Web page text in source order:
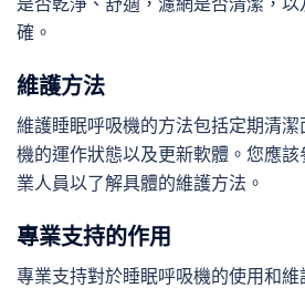
確。
維護方法
維護睡眠呼吸機的方法包括定期清
機的運作狀態以及更新軟體。您應
業人員以了解具體的維護方法。
專業支持的作用
專業支持對於睡眠呼吸機的使用和